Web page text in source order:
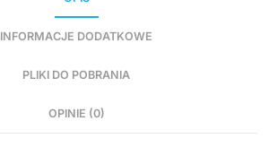
INFORMACJE DODATKOWE
PLIKI DO POBRANIA
OPINIE (0)